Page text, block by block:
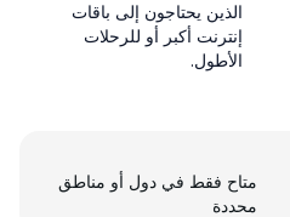
الذين يحتاجون إلى باقات
إنترنت أكبر أو للرحلات
الأطول.
متاح فقط في دول أو مناطق
محددة